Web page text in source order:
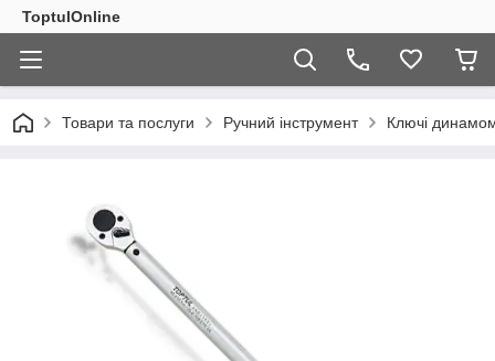
ToptulOnline
Товари та послуги Ручний інструмент Ключі